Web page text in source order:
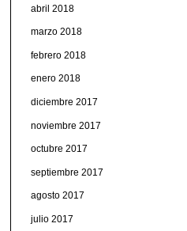
abril 2018
marzo 2018
febrero 2018
enero 2018
diciembre 2017
noviembre 2017
octubre 2017
septiembre 2017
agosto 2017
julio 2017